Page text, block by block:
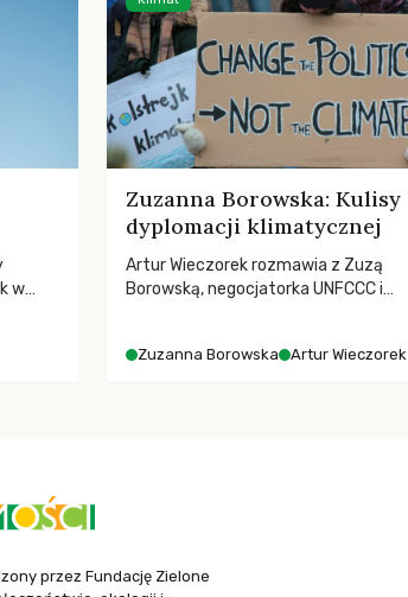
w
Zuzanna Borowska: Kulisy
dyplomacji klimatycznej
Artur Wieczorek rozmawia z Zuzą
Borowską, negocjatorka UNFCCC i
ruchach klimatycznych
Zuzanna Borowska Artur Wieczorek
przez Fundację Zielone